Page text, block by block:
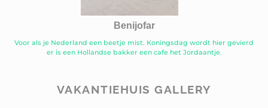
Benijofar
Voor als je Nederland een beetje mist. Koningsdag wordt hier gevierd
er is een Hollandse bakker een cafe het Jordaantje.
VAKANTIEHUIS GALLERY